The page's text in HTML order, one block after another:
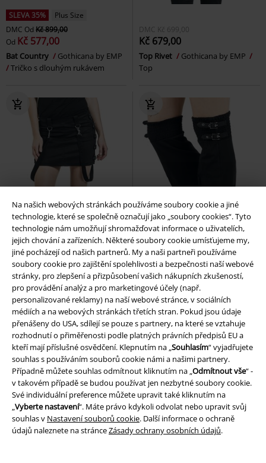
Na našich webových stránkách používáme soubory cookie a jiné
technologie, které se společně označují jako „soubory cookies“. Tyto
technologie nám umožňují shromažďovat informace o uživatelích,
jejich chování a zařízeních. Některé soubory cookie umísťujeme my,
jiné pocházejí od našich partnerů. My a naši partneři používáme
soubory cookie pro zajištění spolehlivosti a bezpečnosti naší webové
stránky, pro zlepšení a přizpůsobení vašich nákupních zkušeností,
pro provádění analýz a pro marketingové účely (např.
personalizované reklamy) na naší webové stránce, v sociálních
médiích a na webových stránkách třetích stran. Pokud jsou údaje
přenášeny do USA, sdílejí se pouze s partnery, na které se vztahuje
rozhodnutí o přiměřenosti podle platných právních předpisů EU a
kteří mají příslušné osvědčení. Klepnutím na „Souhlasím“ vyjadřujete
souhlas s používáním souborů cookie námi a našimi partnery.
Případně můžete souhlas odmítnout kliknutím na „Odmítnout vše“ -
v takovém případě se budou používat jen nezbytné soubory cookie.
Své individuální preference můžete upravit také kliknutím na
„Vyberte nastavení“. Máte právo kdykoli odvolat nebo upravit svůj
souhlas v Nastavení souborů cookie. Další informace o ochraně
údajů naleznete na stránceZásady ochrany osobních údajů.
SLEVA 35%
Plus Size
DMC Od Kč 899,00
Od Kč 577,00
Bat Country
Gothicana by EMP
Tričko s dlouhým rukávem
DMC Kč 699,00
Kč 679,00
Top Rivet
Gothicana by EMP
Top
Plus Size
DMCOdKč 999,00
OdKč 819,00
The Betrayal
Gothicana by EMP
Krátká sukně
SLEVA 33%
DMC Kč 699,00
Kč 467,00
Štucny se šněrováním a přezkami
Gothicana by EMP
Podkolenky